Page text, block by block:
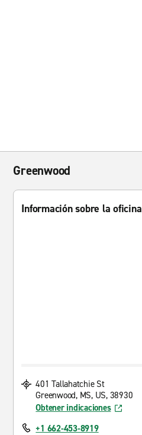
Greenwood
Información sobre la oficina
401 Tallahatchie St
Greenwood, MS, US, 38930
Obtener indicaciones
+1 662-453-8919